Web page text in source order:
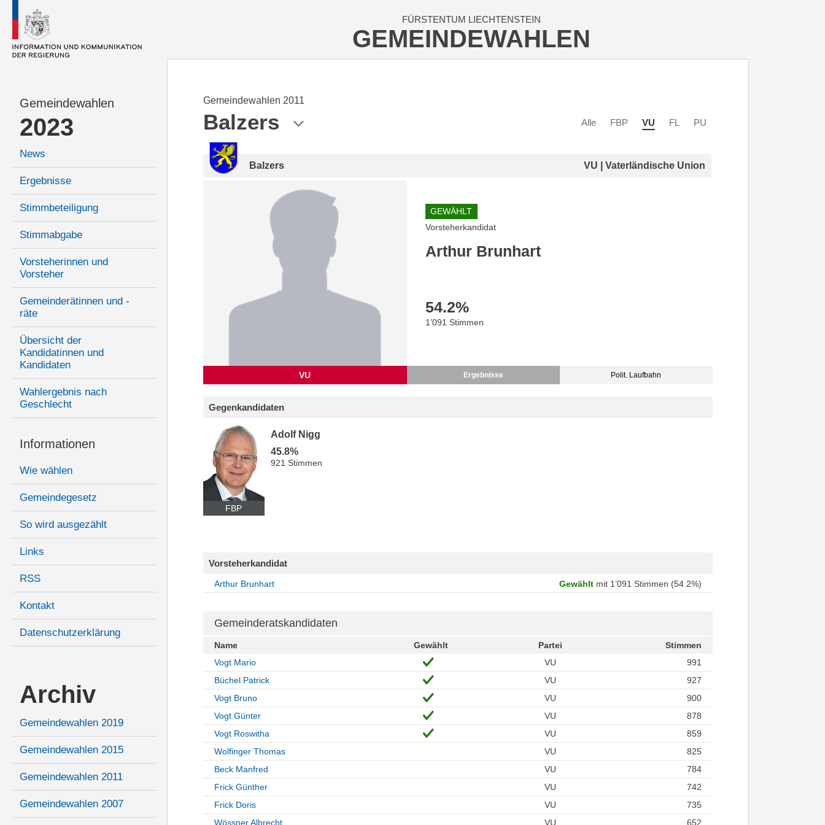
FÜRSTENTUM LIECHTENSTEIN
GEMEINDEWAHLEN
Gemeindewahlen
2023
News
Ergebnisse
Stimmbeteiligung
Stimmabgabe
Vorsteherinnen und
Vorsteher
Gemeinderätinnen und -
räte
Übersicht der
Kandidatinnen und
Kandidaten
Wahlergebnis nach
Geschlecht
Informationen
Wie wählen
Gemeindegesetz
So wird ausgezählt
Links
RSS
Kontakt
Datenschutzerklärung
Archiv
Gemeindewahlen 2019
Gemeindewahlen 2015
Gemeindewahlen 2011
Gemeindewahlen 2007
Gemeindewahlen 2011
Balzers Alle FBP VU FL PU
Balzers VU | Vaterländische Union
VU
GEWÄHLT
Vorsteherkandidat
Arthur Brunhart
54.2%
1’091 Stimmen
Ergebnisse Polit. Laufbahn
Gegenkandidaten
FBP
Adolf Nigg
45.8%
921 Stimmen
Vorsteherkandidat
Arthur Brunhart Gewähltmit 1’091 Stimmen (54.2%)
Gemeinderatskandidaten
Name Gewählt Partei
Stimmen
Vogt Mario
VU
991
Büchel Patrick
VU
927
Vogt Bruno
VU
900
Vogt Günter
VU
878
Vogt Roswitha
VU
859
Wolfinger Thomas
VU
825
Beck Manfred
VU
784
Frick Günther
VU
742
Frick Doris
VU
735
Wössner Albrecht
VU 652